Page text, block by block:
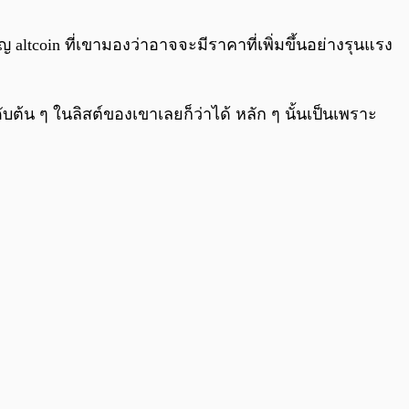
0:00 0:00
altcoin ที่เขามองว่าอาจจะมีราคาที่เพิ่มขึ้นอย่างรุนแรง
น ๆ ในลิสต์ของเขาเลยก็ว่าได้ หลัก ๆ นั้นเป็นเพราะ